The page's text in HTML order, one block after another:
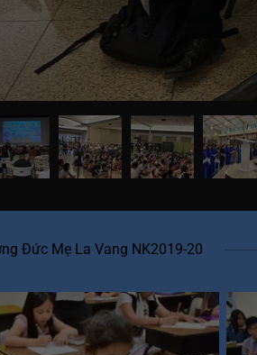
Đức Mẹ La Vang NK2019-20